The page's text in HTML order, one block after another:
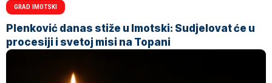
GRAD IMOTSKI
Plenković danas stiže u Imotski: Sudjelovat će u
procesiji i svetoj misi na Topani